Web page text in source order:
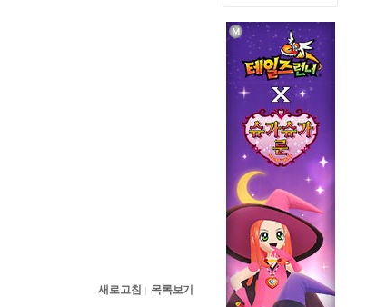
새로고침 | 목록보기